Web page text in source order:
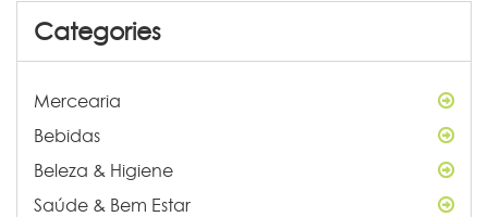
Categories
Mercearia
Bebidas
Beleza & Higiene
Saúde & Bem Estar